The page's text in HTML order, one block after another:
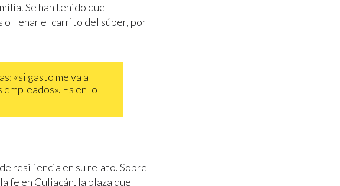
Se han tenido que
o llenar el carrito del súper, por
«si gasto me va a
Es en lo
resiliencia en su relato. Sobre
fe en Culiacán, la plaza que